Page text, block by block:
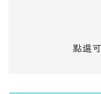
點選